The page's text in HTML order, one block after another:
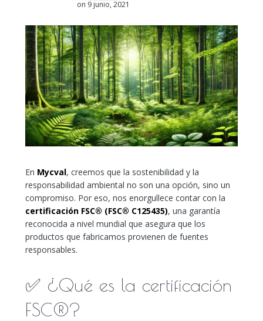
on 9 junio, 2021
En Mycval, creemos que la sostenibilidad y la
responsabilidad ambiental no son una opción, sino un
compromiso. Por eso, nos enorgullece contar con la
certificación FSC® (FSC® C125435), una garantía
reconocida a nivel mundial que asegura que los
productos que fabricamos provienen de fuentes
responsables.
✅ ¿Qué es la certificación
FSC®?